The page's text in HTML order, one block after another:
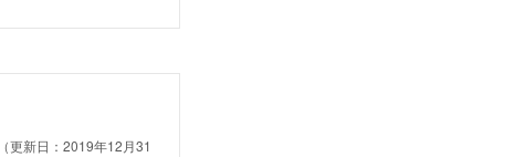
更新日：2019年12月31